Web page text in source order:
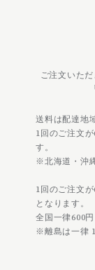
ご注文いた
送料は配達地
1回のご注文
す。
※北海道・沖
1回のご注文
となります。
全国一律600円
※離島は一律